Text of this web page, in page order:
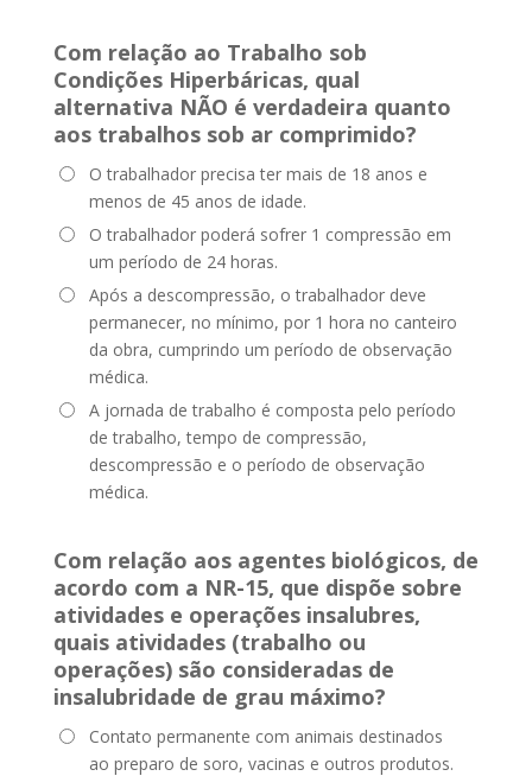
Com relação ao Trabalho sob
Condições Hiperbáricas, qual
alternativa NÃO é verdadeira quanto
aos trabalhos sob ar comprimido?
O trabalhador precisa ter mais de 18 anos e
menos de 45 anos de idade.
O trabalhador poderá sofrer 1 compressão em
um período de 24 horas.
Após a descompressão, o trabalhador deve
permanecer, no mínimo, por 1 hora no canteiro
da obra, cumprindo um período de observação
médica.
A jornada de trabalho é composta pelo período
de trabalho, tempo de compressão,
descompressão e o período de observação
médica.
Com relação aos agentes biológicos, de
acordo com a NR-15, que dispõe sobre
atividades e operações insalubres,
quais atividades (trabalho ou
operações) são consideradas de
insalubridade de grau máximo?
Contato permanente com animais destinados
ao preparo de soro, vacinas e outros produtos.